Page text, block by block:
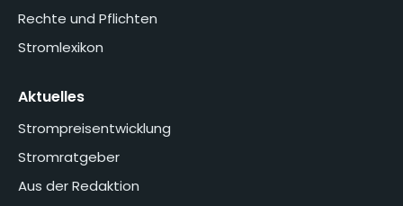
Rechte und Pflichten
Stromlexikon
Aktuelles
Strompreisentwicklung
Stromratgeber
Aus der Redaktion